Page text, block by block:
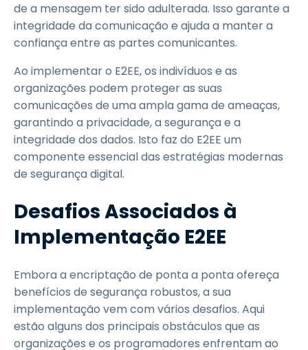
de a mensagem ter sido adulterada. Isso garante a
integridade da comunicação e ajuda a manter a
confiança entre as partes comunicantes.
Ao implementar o E2EE, os indivíduos e as
organizações podem proteger as suas
comunicações de uma ampla gama de ameaças,
garantindo a privacidade, a segurança e a
integridade dos dados. Isto faz do E2EE um
componente essencial das estratégias modernas
de segurança digital.
Desafios Associados à
Implementação E2EE
Embora a encriptação de ponta a ponta ofereça
benefícios de segurança robustos, a sua
implementação vem com vários desafios. Aqui
estão alguns dos principais obstáculos que as
organizações e os programadores enfrentam ao